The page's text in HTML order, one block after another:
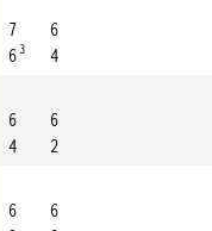
7
6 3
6
4
6
4
6
2
6
6